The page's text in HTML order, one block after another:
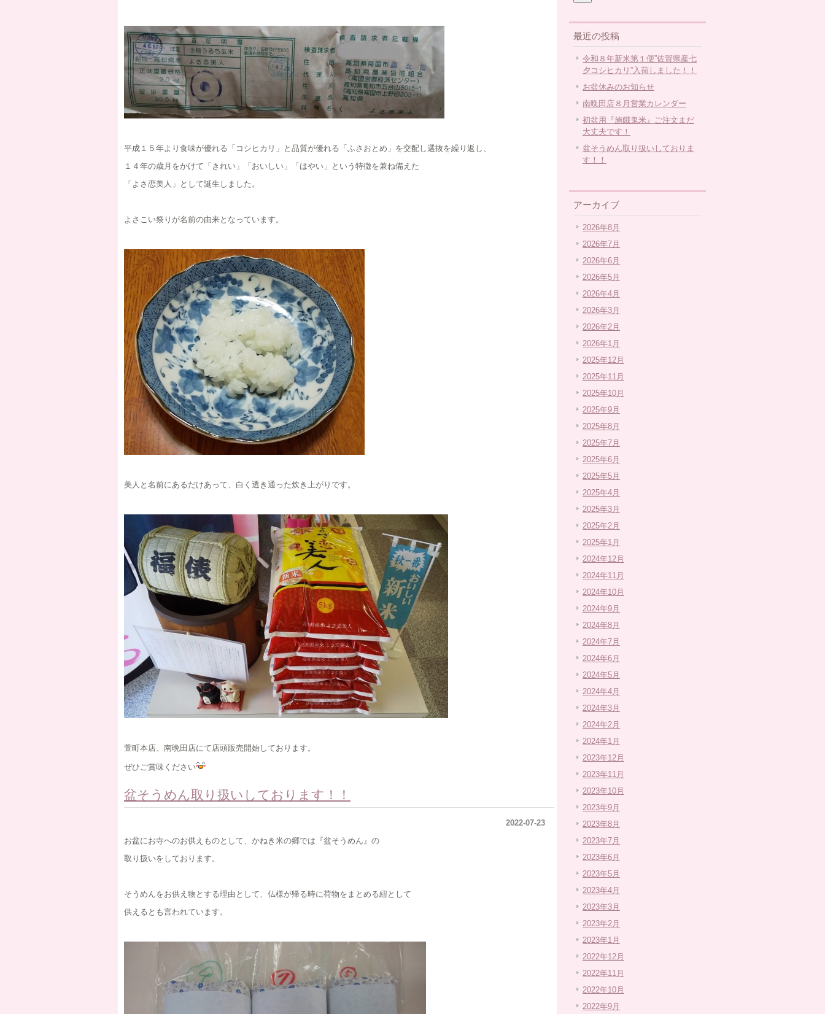
平成１５年より食味が優れる「コシヒカリ」と品質が優れる「ふさおとめ」を交配し選抜を繰り返し、
１４年の歳月をかけて「きれい」「おいしい」「はやい」という特徴を兼ね備えた
「よさ恋美人」として誕生しました。
よさこい祭りが名前の由来となっています。
美人と名前にあるだけあって、白く透き通った炊き上がりです。
萱町本店、南晩田店にて店頭販売開始しております。
ぜひご賞味ください
盆そうめん取り扱いしております！！
2022-07-23
お盆にお寺へのお供えものとして、かねき米の郷では『盆そうめん』の
取り扱いをしております。
そうめんをお供え物とする理由として、仏様が帰る時に荷物をまとめる紐として
供えるとも言われています。
最近の投稿
令和８年新米第１便”佐賀県産七
夕コシヒカリ”入荷しました！！
お盆休みのお知らせ
南晩田店８月営業カレンダー
初盆用『施餓鬼米』ご注文まだ
大丈夫です！
盆そうめん取り扱いしておりま
す！！
アーカイブ
2026年8月
2026年7月
2026年6月
2026年5月
2026年4月
2026年3月
2026年2月
2026年1月
2025年12月
2025年11月
2025年10月
2025年9月
2025年8月
2025年7月
2025年6月
2025年5月
2025年4月
2025年3月
2025年2月
2025年1月
2024年12月
2024年11月
2024年10月
2024年9月
2024年8月
2024年7月
2024年6月
2024年5月
2024年4月
2024年3月
2024年2月
2024年1月
2023年12月
2023年11月
2023年10月
2023年9月
2023年8月
2023年7月
2023年6月
2023年5月
2023年4月
2023年3月
2023年2月
2023年1月
2022年12月
2022年11月
2022年10月
2022年9月